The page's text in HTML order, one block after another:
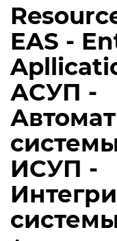
EAS -
АСУП -
ИСУП -